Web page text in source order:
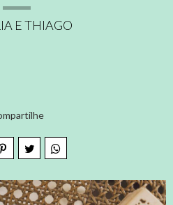
E THIAGO